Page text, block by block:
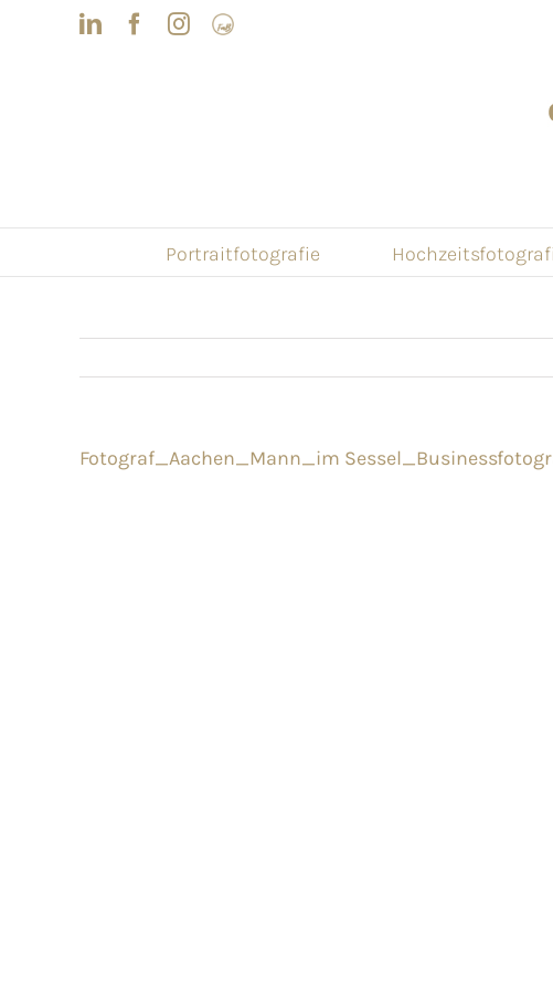
LinkedInFacebook
Instagram
Frau
Portraitfotografie
Fotograf_Aachen_Mann_im